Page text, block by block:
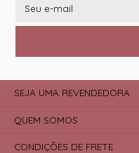
SEJA UMA REVENDEDORA
QUEM SOMOS
CONDIÇÕES DE FRETE